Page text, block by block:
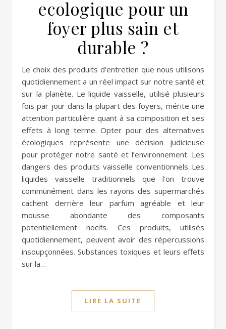
ecologique pour un
foyer plus sain et
durable ?
Le choix des produits d’entretien que nous utilisons
quotidiennement a un réel impact sur notre santé et
sur la planète. Le liquide vaisselle, utilisé plusieurs
fois par jour dans la plupart des foyers, mérite une
attention particulière quant à sa composition et ses
effets à long terme. Opter pour des alternatives
écologiques représente une décision judicieuse
pour protéger notre santé et l’environnement. Les
dangers des produits vaisselle conventionnels Les
liquides vaisselle traditionnels que l’on trouve
communément dans les rayons des supermarchés
cachent derrière leur parfum agréable et leur
mousse abondante des composants
potentiellement nocifs. Ces produits, utilisés
quotidiennement, peuvent avoir des répercussions
insoupçonnées. Substances toxiques et leurs effets
sur la…
LIRE LA SUITE